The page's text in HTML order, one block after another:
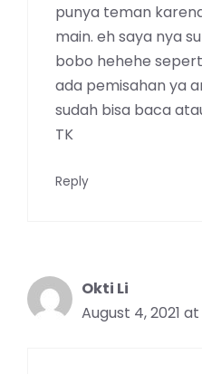
punya teman
main. eh saya nya
bobo hehehe
ada pemisahan ya
sudah bisa baca
TK
Reply
Okti Li
August 4, 2021